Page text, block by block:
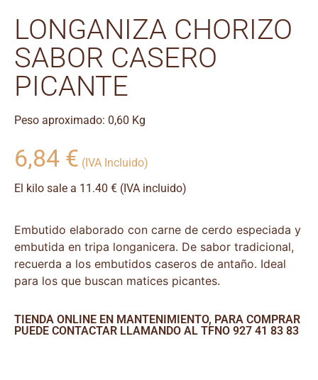
LONGANIZA CHORIZO
SABOR CASERO
PICANTE
Peso aproximado: 0,60 Kg
6,84 € (IVA Incluido)
El kilo sale a 11.40 € (IVA incluido)
Embutido elaborado con carne de cerdo especiada y
embutida en tripa longanicera. De sabor tradicional,
recuerda a los embutidos caseros de antaño. Ideal
para los que buscan matices picantes.
TIENDA ONLINE EN MANTENIMIENTO, PARA COMPRAR
PUEDE CONTACTAR LLAMANDO AL TFNO 927 41 83 83